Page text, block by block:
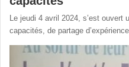
Le jeudi 4 avril 2024, s’est ouvert
capacités, de partage